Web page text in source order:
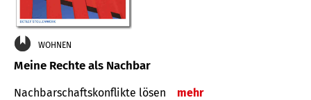
WOHNEN
Meine Rechte als Nachbar
Nach­bar­schafts­konflikte lösen mehr